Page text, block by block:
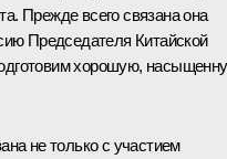
Прежде всего связана она
Председателя Китайской
хорошую,
не только с участием